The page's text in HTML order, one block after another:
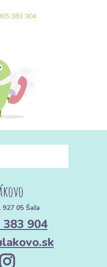
383 904
927 05 Šaľa
904